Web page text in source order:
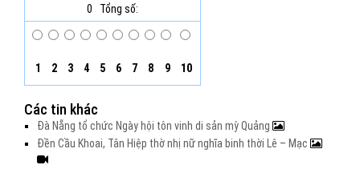
0
Tổng số:
1 2 3 4 5 6 7 8 9 10
Các tin khác
Đà Nẵng tổ chức Ngày hội tôn vinh di sản mỳ Quảng
Đền Cầu Khoai, Tân Hiệp thờ nhị nữ nghĩa binh thời Lê – Mạc